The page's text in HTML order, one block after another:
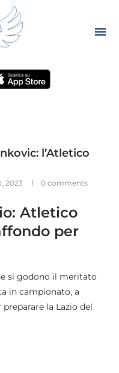
l’Atletico
2023 0 comments
Atletico
per
si godono il meritato
in campionato, a
la Lazio del